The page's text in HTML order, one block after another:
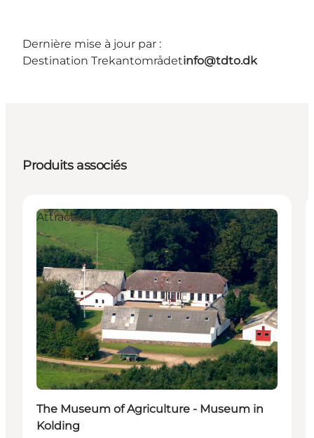
Dernière mise à jour par :
Destination Trekantområdetinfo@tdto.dk
Produits associés
Attractions
The Museum of Agriculture - Museum in
Kolding